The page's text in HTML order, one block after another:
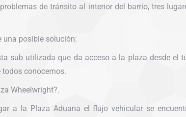
de tránsito al interior del barrio, tres
una posible solución:
sub utilizada que da acceso a la plaza desde el
conocemos.
Wheelwright?.
a la Plaza Aduana el flujo vehicular se